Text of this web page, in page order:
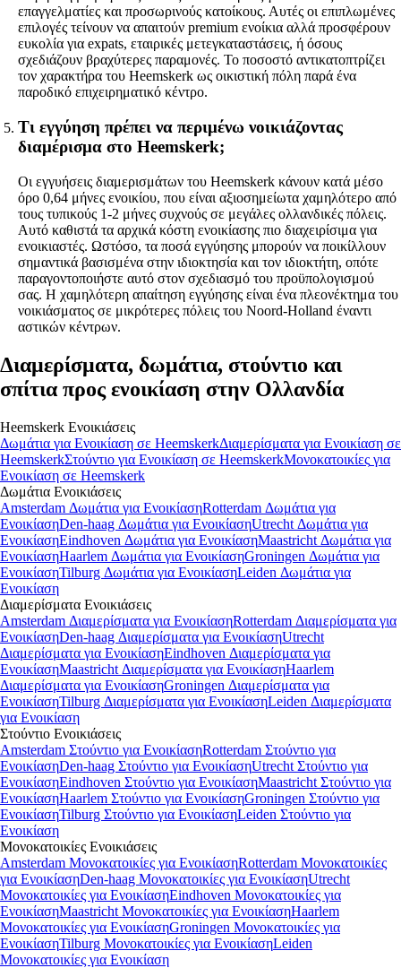
επαγγελματίες και προσωρινούς κατοίκους. Αυτές οι επιπλωμένες
επιλογές τείνουν να απαιτούν premium ενοίκια αλλά προσφέρουν
ευκολία για expats, εταιρικές μετεγκαταστάσεις, ή όσους
σχεδιάζουν βραχύτερες παραμονές. Το ποσοστό αντικατοπτρίζει
τον χαρακτήρα του Heemskerk ως οικιστική πόλη παρά ένα
παροδικό επιχειρηματικό κέντρο.
Τι εγγύηση πρέπει να περιμένω νοικιάζοντας
διαμέρισμα στο Heemskerk;
Οι εγγυήσεις διαμερισμάτων του Heemskerk κάνουν κατά μέσο
όρο 0,64 μήνες ενοικίου, που είναι αξιοσημείωτα χαμηλότερο από
τους τυπικούς 1-2 μήνες συχνούς σε μεγάλες ολλανδικές πόλεις.
Αυτό καθιστά τα αρχικά κόστη ενοικίασης πιο διαχειρίσιμα για
ενοικιαστές. Ωστόσο, τα ποσά εγγύησης μπορούν να ποικίλλουν
σημαντικά βασισμένα στην ιδιοκτησία και τον ιδιοκτήτη, οπότε
παραγοντοποιήστε αυτό στον σχεδιασμό του προϋπολογισμού
σας. Η χαμηλότερη απαίτηση εγγύησης είναι ένα πλεονέκτημα του
νοικιάσματος σε μικρότερες πόλεις του Noord-Holland έναντι
αστικών κέντρων.
Διαμερίσματα, δωμάτια, στούντιο και
σπίτια προς ενοικίαση στην Ολλανδία
Heemskerk Ενοικιάσεις
Δωμάτια για Ενοικίαση σε HeemskerkΔιαμερίσματα για Ενοικίαση σε
HeemskerkΣτούντιο για Ενοικίαση σε HeemskerkΜονοκατοικίες για
Ενοικίαση σε Heemskerk
Δωμάτια Ενοικιάσεις
Amsterdam Δωμάτια για ΕνοικίασηRotterdam Δωμάτια για
ΕνοικίασηDen-haag Δωμάτια για ΕνοικίασηUtrecht Δωμάτια για
ΕνοικίασηEindhoven Δωμάτια για ΕνοικίασηMaastricht Δωμάτια για
ΕνοικίασηHaarlem Δωμάτια για ΕνοικίασηGroningen Δωμάτια για
ΕνοικίασηTilburg Δωμάτια για ΕνοικίασηLeiden Δωμάτια για
Ενοικίαση
Διαμερίσματα Ενοικιάσεις
Amsterdam Διαμερίσματα για ΕνοικίασηRotterdam Διαμερίσματα για
ΕνοικίασηDen-haag Διαμερίσματα για ΕνοικίασηUtrecht
Διαμερίσματα για ΕνοικίασηEindhoven Διαμερίσματα για
ΕνοικίασηMaastricht Διαμερίσματα για ΕνοικίασηHaarlem
Διαμερίσματα για ΕνοικίασηGroningen Διαμερίσματα για
ΕνοικίασηTilburg Διαμερίσματα για ΕνοικίασηLeiden Διαμερίσματα
για Ενοικίαση
Στούντιο Ενοικιάσεις
Amsterdam Στούντιο για ΕνοικίασηRotterdam Στούντιο για
ΕνοικίασηDen-haag Στούντιο για ΕνοικίασηUtrecht Στούντιο για
ΕνοικίασηEindhoven Στούντιο για ΕνοικίασηMaastricht Στούντιο για
ΕνοικίασηHaarlem Στούντιο για ΕνοικίασηGroningen Στούντιο για
ΕνοικίασηTilburg Στούντιο για ΕνοικίασηLeiden Στούντιο για
Ενοικίαση
Μονοκατοικίες Ενοικιάσεις
Amsterdam Μονοκατοικίες για ΕνοικίασηRotterdam Μονοκατοικίες
για ΕνοικίασηDen-haag Μονοκατοικίες για ΕνοικίασηUtrecht
Μονοκατοικίες για ΕνοικίασηEindhoven Μονοκατοικίες για
ΕνοικίασηMaastricht Μονοκατοικίες για ΕνοικίασηHaarlem
Μονοκατοικίες για ΕνοικίασηGroningen Μονοκατοικίες για
ΕνοικίασηTilburg Μονοκατοικίες για ΕνοικίασηLeiden
Μονοκατοικίες για Ενοικίαση